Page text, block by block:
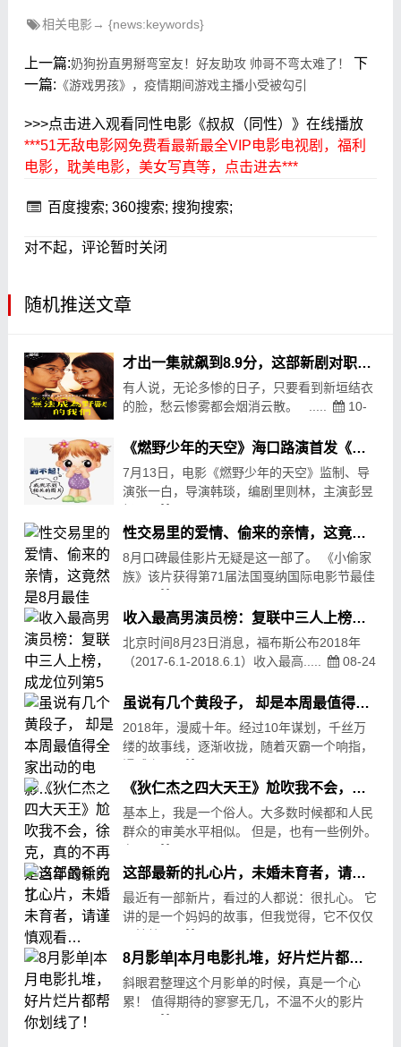
相关电影→ {news:keywords}
上一篇:奶狗扮直男掰弯室友！好友助攻 帅哥不弯太难了！
下
一篇: 《游戏男孩》，疫情期间游戏主播小受被勾引
>>>点击进入观看同性电影《叔叔（同性）》在线播放
***51无敌电影网免费看最新最全VIP电影电视剧，福利
电影，耽美电影，美女写真等，点击进去***
百度搜索; 360搜索; 搜狗搜索;
对不起，评论暂时关闭
随机推送文章
才出一集就飙到8.9分，这部新剧对职场人来说，太扎心了！
有人说，无论多惨的日子，只要看到新垣结衣
的脸，愁云惨雾都会烟消云散。 .....
10-
《燃野少年的天空》海口路演首发《致未来的我》MV 回忆拉满燃野少年重聚椰城
7月13日，电影《燃野少年的天空》监制、导
演张一白，导演韩琰，编剧里则林，主演彭昱
性交易里的爱情、偷来的亲情，这竟然是8月最佳
8月口碑最佳影片无疑是这一部了。 《小偷家
族》该片获得第71届法国戛纳国际电影节最佳
收入最高男演员榜：复联中三人上榜，成龙位列第5
北京时间8月23日消息，福布斯公布2018年
（2017-6.1-2018.6.1）收入最高.....
08-24
虽说有几个黄段子， 却是本周最值得全家出动的电影…
2018年，漫威十年。经过10年谋划，千丝万
缕的故事线，逐渐收拢，随着灭霸一个响指，
《狄仁杰之四大天王》尬吹我不会，徐克，真的不再是当年的徐克了…
基本上，我是一个俗人。大多数时候都和人民
群众的审美水平相似。 但是，也有一些例外。
这部最新的扎心片，未婚未育者，请谨慎观看…
最近有一部新片，看过的人都说：很扎心。 它
讲的是一个妈妈的故事，但我觉得，它不仅仅
8月影单|本月电影扎堆，好片烂片都帮你划线了！
斜眼君整理这个月影单的时候，真是一个心
累！ 值得期待的寥寥无几，不温不火的影片